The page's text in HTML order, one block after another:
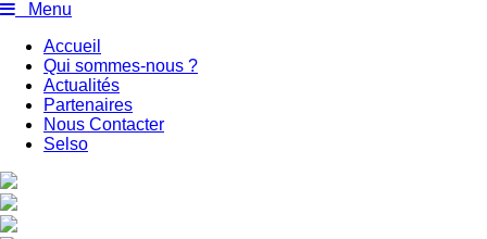
Menu
Accueil
Qui sommes-nous ?
Actualités
Partenaires
Nous Contacter
Selso